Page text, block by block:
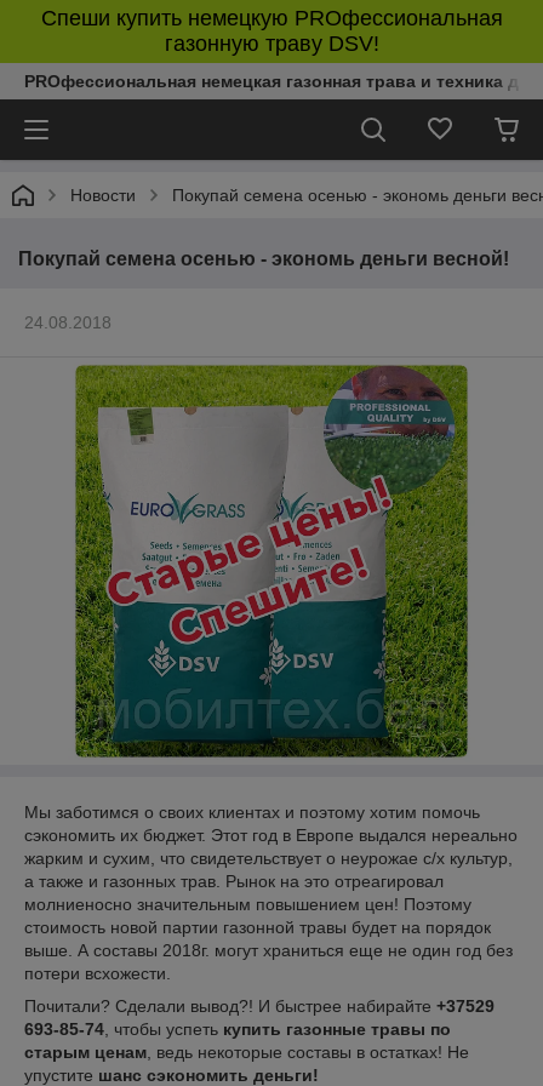
Спеши купить немецкую PROфессиональная
газонную траву DSV!
PROфессиональная немецкая газонная трава и техника
Новости Покупай семена осенью - экономь деньги
Покупай семена осенью - экономь деньги весной!
24.08.2018
Мы заботимся о своих клиентах и поэтому хотим помочь
сэкономить их бюджет. Этот год в Европе выдался нереально
жарким и сухим, что свидетельствует о неурожае с/х культур,
а также и газонных трав. Рынок на это отреагировал
молниеносно значительным повышением цен! Поэтому
стоимость новой партии газонной травы будет на порядок
выше. А составы 2018г. могут храниться еще не один год без
потери всхожести.
Почитали? Сделали вывод?! И быстрее набирайте +37529
693-85-74 , чтобы успеть купить газонные травы по
старым ценам , ведь некоторые составы в остатках! Не
упустите шанс сэкономить деньги!